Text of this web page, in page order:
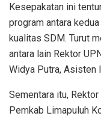
Kesepakatan ini
program antara
kualitas SDM. Turut
antara lain Rektor
Widya Putra, Asisten
Sementara itu,
Pemkab Limapuluh